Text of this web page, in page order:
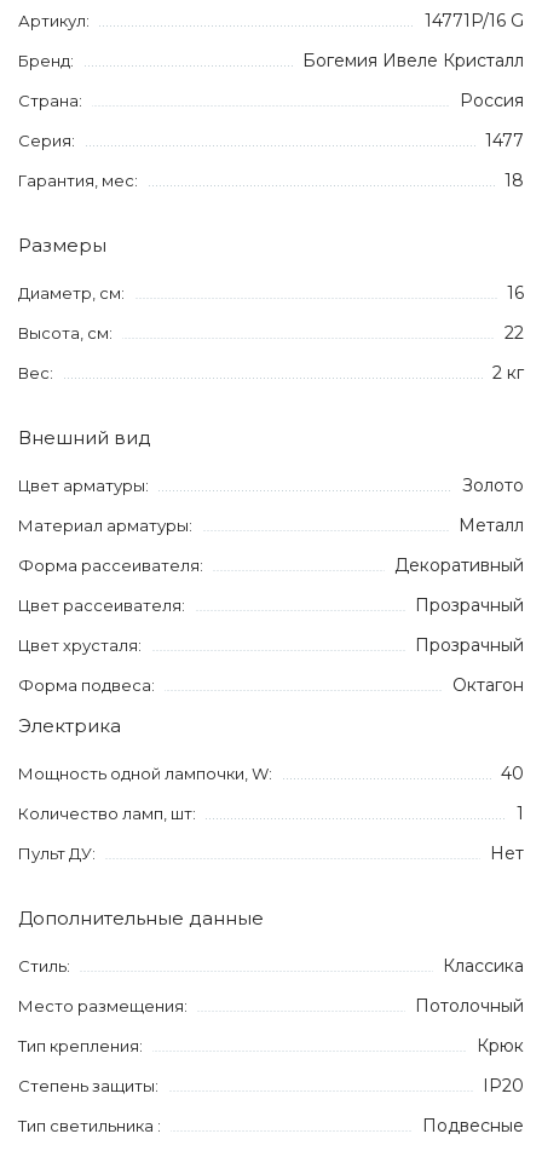
Артикул: 14771P/16 G
Бренд: Богемия Ивеле Кристалл
Страна: Россия
Серия: 1477
Гарантия, мес: 18
Размеры
Диаметр, см: 16
Высота, см: 22
Вес: 2 кг
Внешний вид
Цвет арматуры: Золото
Материал арматуры: Металл
Форма рассеивателя: Декоративный
Цвет рассеивателя: Прозрачный
Цвет хрусталя: Прозрачный
Форма подвеса: Октагон
Электрика
Мощность одной лампочки, W: 40
Количество ламп, шт: 1
Пульт ДУ: Нет
Дополнительные данные
Стиль: Классика
Место размещения: Потолочный
Тип крепления: Крюк
Степень защиты: IP20
Тип светильника : Подвесные